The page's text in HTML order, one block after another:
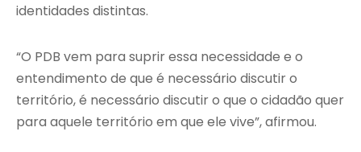
identidades distintas.
“O PDB vem para suprir essa necessidade e o
entendimento de que é necessário discutir o
território, é necessário discutir o que o cidadão quer
para aquele território em que ele vive”, afirmou.